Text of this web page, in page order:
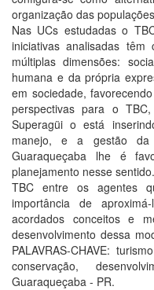
organização das
Nas UCs estudadas o
iniciativas analisadas
múltiplas dimensões:
humana e da própria
em sociedade,
perspectivas para o
Superagüi o está
manejo, e a gestão da
Guaraqueçaba lhe é
planejamento nesse
TBC entre os agentes
importância de
acordados conceitos e
desenvolvimento dessa
PALAVRAS-CHAVE:
conservação,
Guaraqueçaba - PR.